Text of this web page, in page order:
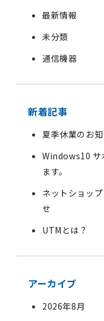
最新情報
未分類
通信機器
新着記事
夏季休業のお
Windows10 サ
ます。
ネットショッ
せ
UTMとは？
アーカイブ
2026年8月